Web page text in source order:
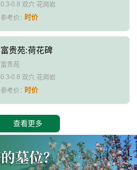
0.3-0.8 双穴 花岗岩
参考价：时价
富贵苑:荷花碑
富贵苑
0.3-0.8 双穴 花岗岩
参考价：时价
查看更多